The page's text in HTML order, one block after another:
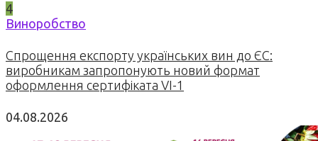
4
Виноробство
Спрощення експорту українських вин до ЄС:
виробникам запропонують новий формат
оформлення сертифіката VI-1
04.08.2026